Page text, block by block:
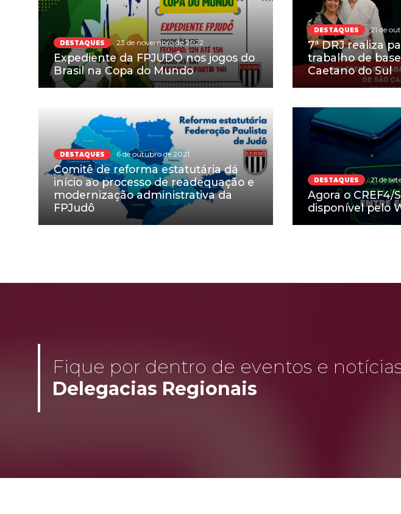
DESTAQUES 23 de novembro de 2022
Expediente da FPJUDÔ nos jogos do
Brasil na Copa do Mundo
DESTAQUES 21 de
7ª DRJ realiza
trabalho de
Caetano do Sul
DESTAQUES 6 de outubro de 2021
Comitê de reforma estatutária dá
início ao processo de readequação e
modernização administrativa da
FPJudô
DESTAQUES 21 de
Agora o CREF4/
disponível pelo
Fique por dentro de eventos e
Delegacias Regionais